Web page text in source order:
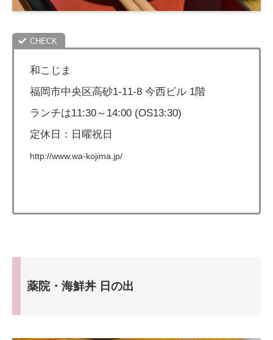
和こじま
福岡市中央区高砂1-11-8 今西ビル 1階
ランチは11:30～14:00 (OS13:30)
定休日：日曜祝日
http://www.wa-kojima.jp/
薬院・海鮮丼 日の出